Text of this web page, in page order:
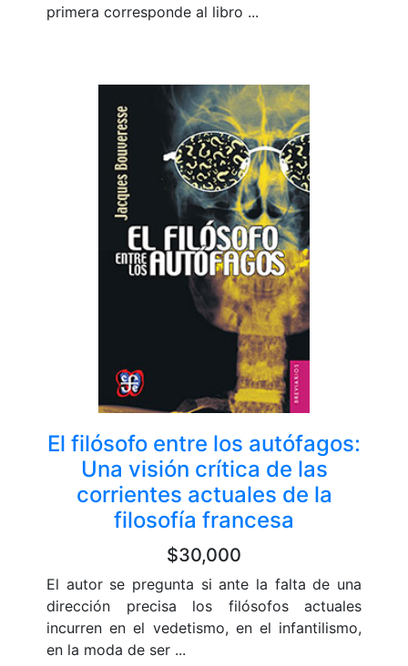
primera corresponde al libro ...
El filósofo entre los autófagos:
Una visión crítica de las
corrientes actuales de la
filosofía francesa
$30,000
El autor se pregunta si ante la falta de una
dirección precisa los filósofos actuales
incurren en el vedetismo, en el infantilismo,
en la moda de ser ...